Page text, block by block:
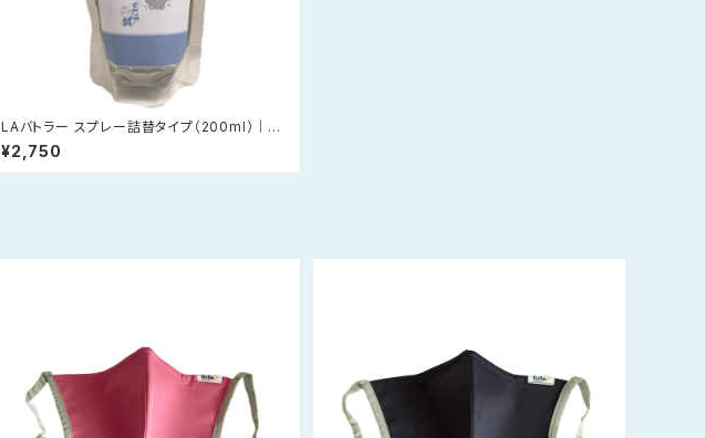
LAバトラー スプレー詰替タイプ（200ml）｜続
けて使いたい方へ｜
¥2,750